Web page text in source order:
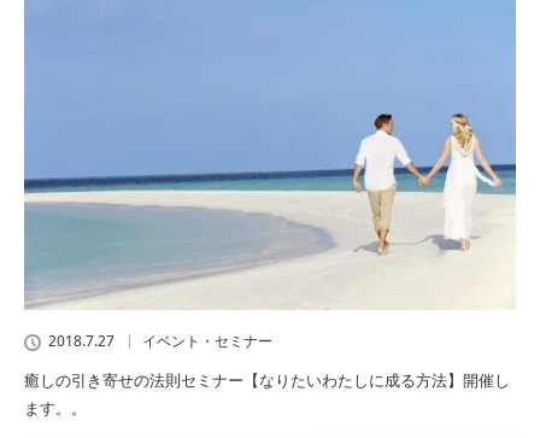
2018.7.27 イベント・セミナー
癒しの引き寄せの法則セミナー【なりたいわたしに成る方法】開催し
ます。。